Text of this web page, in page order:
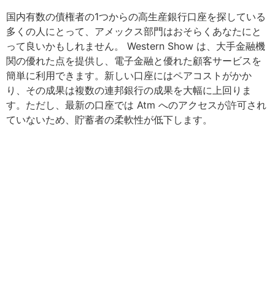
国内有数の債権者の1つからの高生産銀行口座を探している
多くの人にとって、アメックス部門はおそらくあなたにと
って良いかもしれません。 Western Show は、大手金融機
関の優れた点を提供し、電子金融と優れた顧客サービスを
簡単に利用できます。新しい口座にはペアコストがかか
り、その成果は複数の連邦銀行の成果を大幅に上回りま
す。ただし、最新の口座では Atm へのアクセスが許可され
ていないため、貯蓄者の柔軟性が低下します。